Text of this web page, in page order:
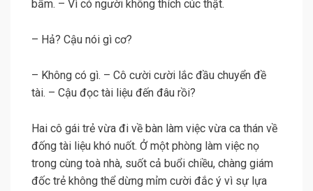
bẩm. – Vì có người không thích cúc thật.
– Hả? Cậu nói gì cơ?
– Không có gì. – Cô cười cười lắc đầu chuyển đề
tài. – Cậu đọc tài liệu đến đâu rồi?
Hai cô gái trẻ vừa đi về bàn làm việc vừa ca thán về
đống tài liệu khó nuốt. Ở một phòng làm việc nọ
trong cùng toà nhà, suốt cả buổi chiều, chàng giám
đốc trẻ không thể dừng mỉm cười đắc ý vì sự lựa